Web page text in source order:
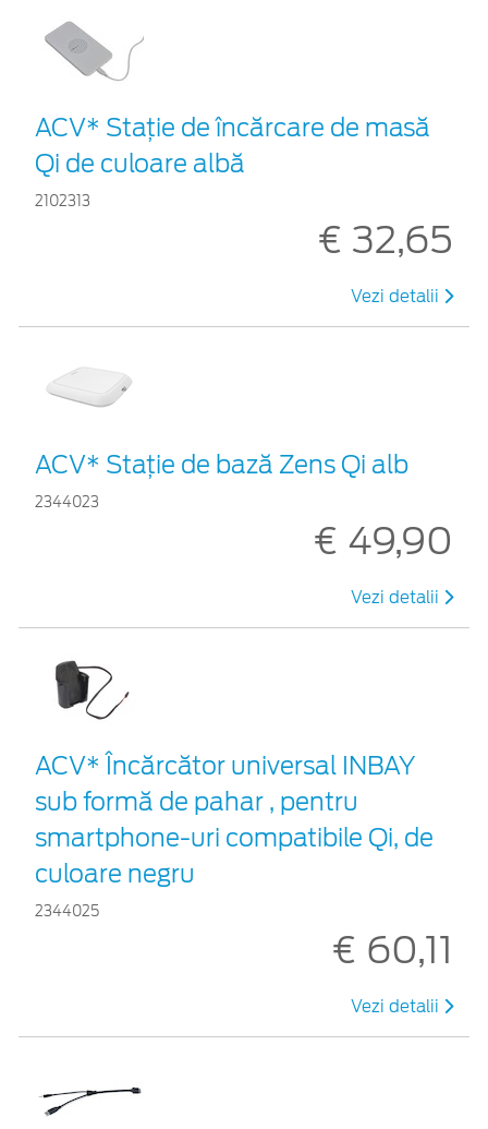
ACV* Stație de încărcare de masă
Qi de culoare albă
2102313
€ 32,65
Vezi detalii
ACV* Stație de bază Zens Qi alb
2344023
€ 49,90
Vezi detalii
ACV* Încărcător universal INBAY
sub formă de pahar , pentru
smartphone-uri compatibile Qi, de
culoare negru
2344025
€ 60,11
Vezi detalii